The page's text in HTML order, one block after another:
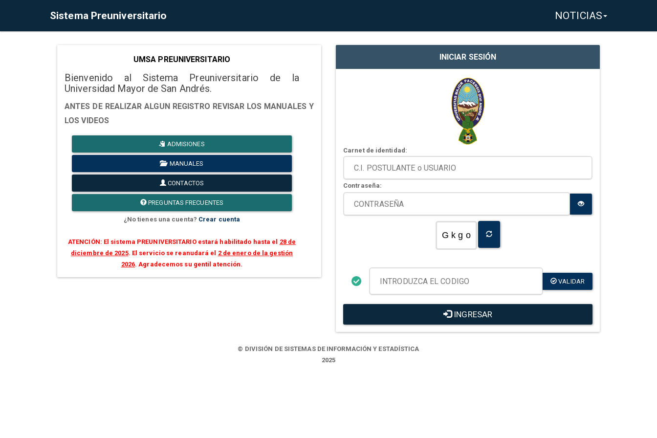
Sistema Preuniversitario NOTICIAS
UMSA PREUNIVERSITARIO
Bienvenido al Sistema Preuniversitario de la
Universidad Mayor de San Andrés.
ANTES DE REALIZAR ALGUN REGISTRO REVISAR LOS MANUALES Y
LOS VIDEOS
ADMISIONES
MANUALES
CONTACTOS
PREGUNTAS FRECUENTES
¿No tienes una cuenta? Crear cuenta
ATENCIÓN: El sistema PREUNIVERSITARIO estará habilitado hasta el 28 de
diciembre de 2025. El servicio se reanudará el 2 de enero de la gestión
2026. Agradecemos su gentil atención.
INICIAR SESIÓN
Carnet de identidad:
Contraseña:
G k g o
VALIDAR
INGRESAR
© DIVISIÓN DE SISTEMAS DE INFORMACIÓN Y ESTADÍSTICA
2025